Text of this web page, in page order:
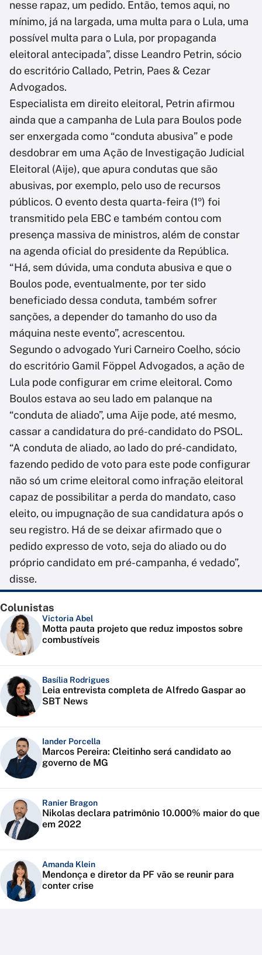
nesse rapaz, um pedido. Então, temos aqui, no
mínimo, já na largada, uma multa para o Lula, uma
possível multa para o Lula, por propaganda
eleitoral antecipada”, disse Leandro Petrin, sócio
do escritório Callado, Petrin, Paes & Cezar
Advogados.
Especialista em direito eleitoral, Petrin afirmou
ainda que a campanha de Lula para Boulos pode
ser enxergada como “conduta abusiva” e pode
desdobrar em uma Ação de Investigação Judicial
Eleitoral (Aije), que apura condutas que são
abusivas, por exemplo, pelo uso de recursos
públicos. O evento desta quarta-feira (1º) foi
transmitido pela EBC e também contou com
presença massiva de ministros, além de constar
na agenda oficial do presidente da República.
“Há, sem dúvida, uma conduta abusiva e que o
Boulos pode, eventualmente, por ter sido
beneficiado dessa conduta, também sofrer
sanções, a depender do tamanho do uso da
máquina neste evento”, acrescentou.
Segundo o advogado Yuri Carneiro Coelho, sócio
do escritório Gamil Föppel Advogados, a ação de
Lula pode configurar em crime eleitoral. Como
Boulos estava ao seu lado em palanque na
“conduta de aliado”, uma Aije pode, até mesmo,
cassar a candidatura do pré-candidato do PSOL.
“A conduta de aliado, ao lado do pré-candidato,
fazendo pedido de voto para este pode configurar
não só um crime eleitoral como infração eleitoral
capaz de possibilitar a perda do mandato, caso
eleito, ou impugnação de sua candidatura após o
seu registro. Há de se deixar afirmado que o
pedido expresso de voto, seja do aliado ou do
próprio candidato em pré-campanha, é vedado”,
disse.
Colunistas
Victoria Abel
Motta pauta projeto que reduz impostos sobre
combustíveis
Basília Rodrigues
Leia entrevista completa de Alfredo Gaspar ao
SBT News
Iander Porcella
Marcos Pereira: Cleitinho será candidato ao
governo de MG
Ranier Bragon
Nikolas declara patrimônio 10.000% maior do que
em 2022
Amanda Klein
Mendonça e diretor da PF vão se reunir para
conter crise